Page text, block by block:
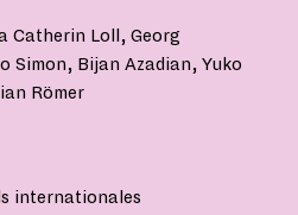
Catherin Loll, Georg
Simon, Bijan Azadian, Yuko
Römer
internationales